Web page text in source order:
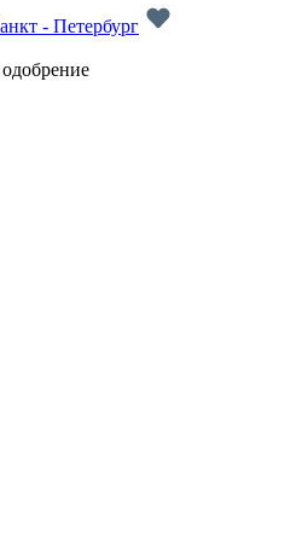
- Петербург